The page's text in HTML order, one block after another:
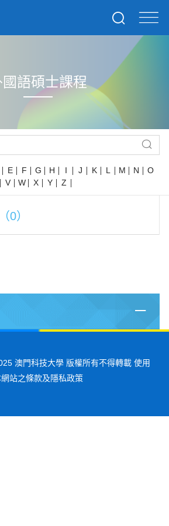
國語碩士課程
E F G H I J K L M N
O
V W X Y Z
0）
澳門科技大學 版權所有不得轉載 使用
站之條款及隱私政策